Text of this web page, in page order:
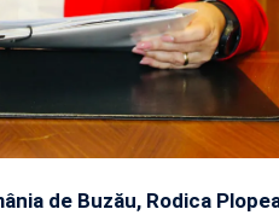
de Buzău, Rodica